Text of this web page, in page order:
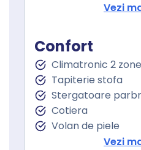
Vezi
Confort
Climatronic 2 zone
Tapiterie stofa
Stergatoare
Cotiera
Volan de piele
Volan cu comenzi
Vezi